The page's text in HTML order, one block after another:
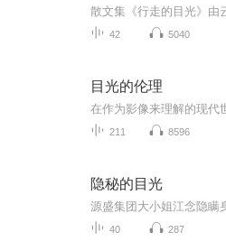
42 5040
目光的伦理
211 8596
隐秘的目光
40 287